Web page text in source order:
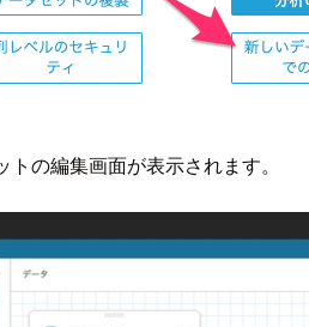
の編集画面が表示されます。